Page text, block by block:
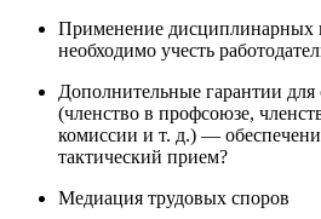
Применение дисциплинарных
необходимо учесть
Дополнительные гарантии для
(членство в профсоюзе,
комиссии и т. д.) —
тактический прием?
Медиация трудовых споров